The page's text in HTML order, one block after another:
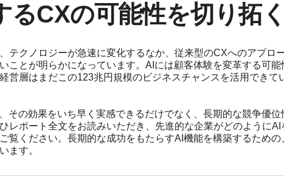
るCXの可能性を切り拓く
テクノロジーが急速に変化するなか、従来型のCXへのアプロ
ことが明らかになっています。AIには顧客体験を変革する可能
営層はまだこの123兆円規模のビジネスチャンスを活用できて
その効果をいち早く実感できるだけでなく、長期的な競争優位
レポート全文をお読みいただき、先進的な企業がどのようにAI
覧ください。長期的な成功をもたらすAI機能を構築するための
ます。